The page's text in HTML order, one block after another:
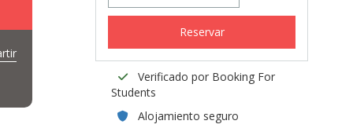
Reservar
Verificado por Booking For
Students
Alojamiento seguro